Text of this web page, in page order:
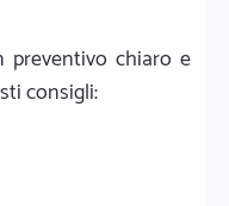
chiaro e
consigli: